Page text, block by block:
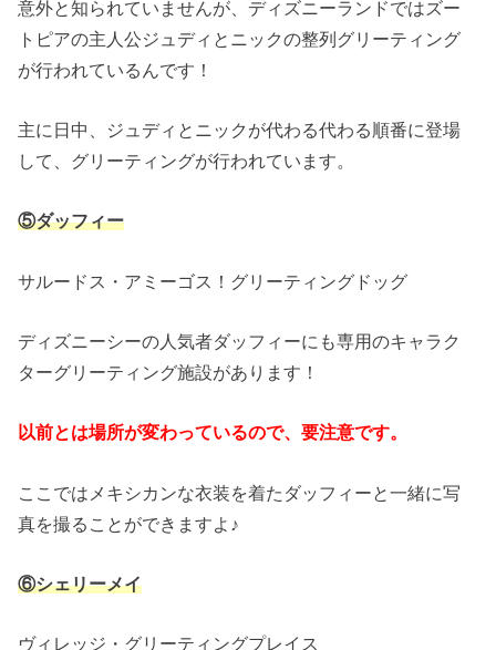
意外と知られていませんが、ディズニーランドではズー
トピアの主人公ジュディとニックの整列グリーティング
が行われているんです！
主に日中、ジュディとニックが代わる代わる順番に登場
して、グリーティングが行われています。
⑤ダッフィー
サルードス・アミーゴス！グリーティングドッグ
ディズニーシーの人気者ダッフィーにも専用のキャラク
ターグリーティング施設があります！
以前とは場所が変わっているので、要注意です。
ここではメキシカンな衣装を着たダッフィーと一緒に写
真を撮ることができますよ♪
⑥シェリーメイ
ヴィレッジ・グリーティングプレイス